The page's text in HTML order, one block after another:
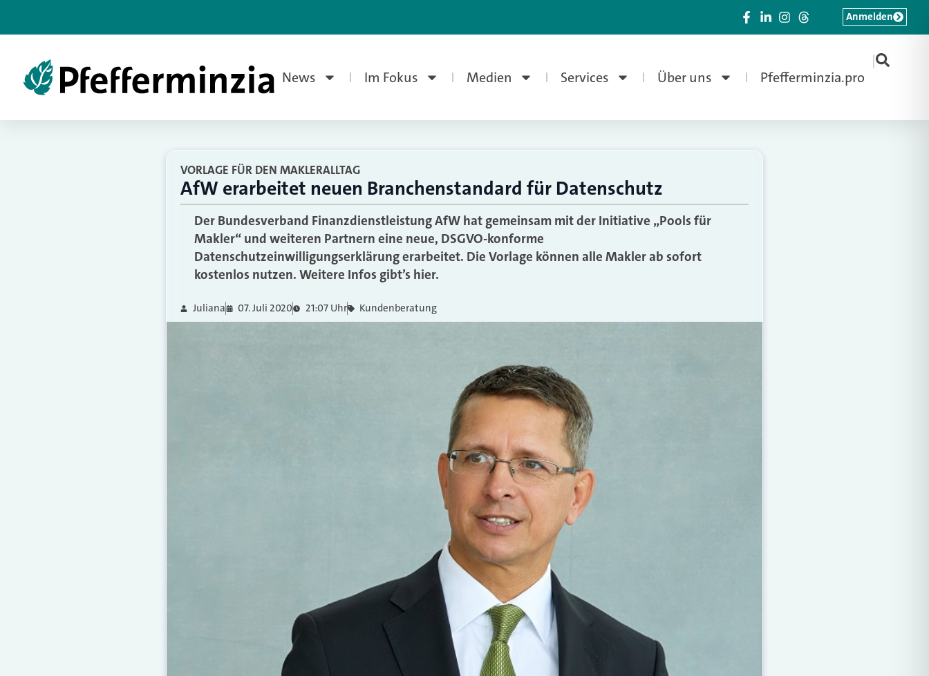
News Im Fokus Medien Services Über uns Pfefferminzia.pro
|
Anmelden
VORLAGE FÜR DEN MAKLERALLTAG
AfW erarbeitet neuen Branchenstandard für Datenschutz
Der Bundesverband Finanzdienstleistung AfW hat gemeinsam mit der Initiative „Pools für
Makler“ und weiteren Partnern eine neue, DSGVO-konforme
Datenschutzeinwilligungserklärung erarbeitet. Die Vorlage können alle Makler ab sofort
kostenlos nutzen. Weitere Infos gibt’s hier.
Juliana 07. Juli 2020 21:07 Uhr Kundenberatung